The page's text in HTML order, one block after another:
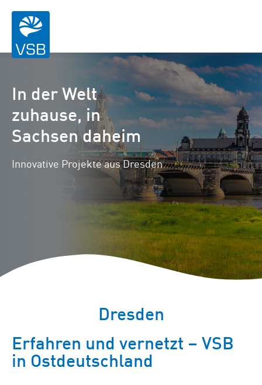
Dresden
In der Welt
zuhause, in
Sachsen daheim
Innovative Projekte aus Dresden
Erfahren und vernetzt – VSB
in Ostdeutschland